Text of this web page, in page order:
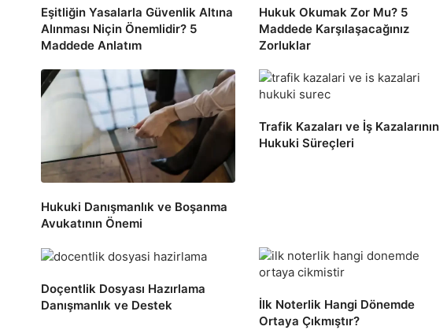
Eşitliğin Yasalarla Güvenlik Altına
Alınması Niçin Önemlidir? 5
Maddede Anlatım
Hukuk Okumak Zor Mu? 5
Maddede Karşılaşacağınız
Zorluklar
Hukuki Danışmanlık ve Boşanma
Avukatının Önemi
Trafik Kazaları ve İş Kazalarının
Hukuki Süreçleri
Doçentlik Dosyası Hazırlama
Danışmanlık ve Destek
İlk Noterlik Hangi Dönemde
Ortaya Çıkmıştır?